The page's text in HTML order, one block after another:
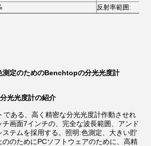
反射率範囲:
測定のためのBenchtopの分光光度計
光光度計の紹介
である、高く精密な分光光度計作動させれ
画面7インチの、完全な波長範囲、アンド
ステムを採用する。照明:色測定、大きい貯
のためにPCソフトウェアのために、高精